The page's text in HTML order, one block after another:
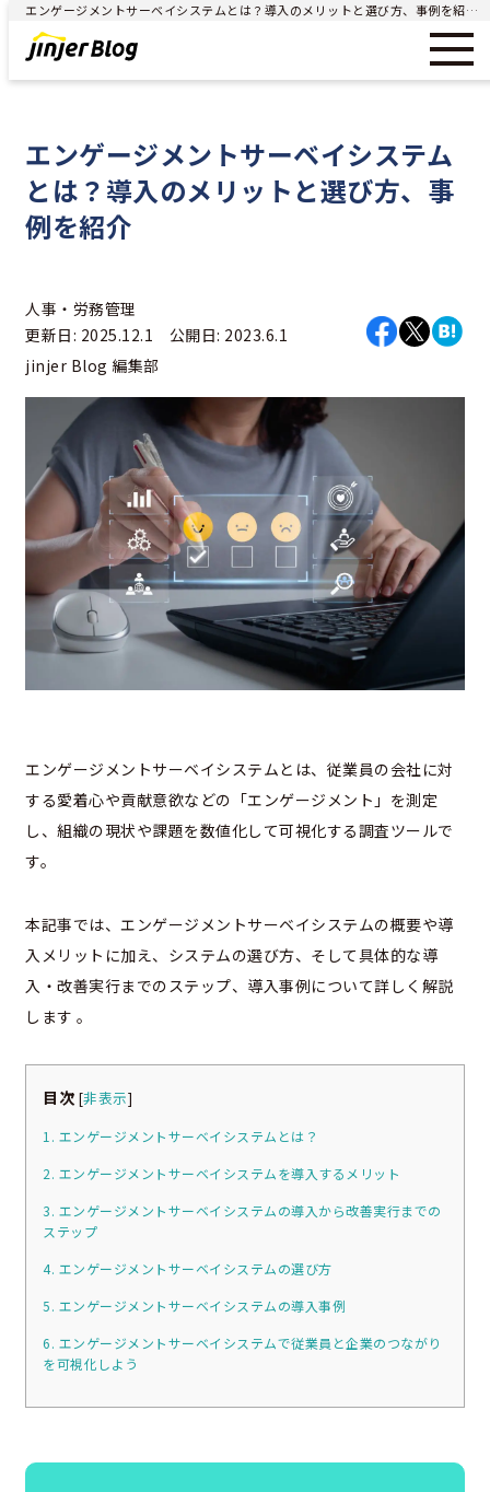
エンゲージメントサーベイシステムとは？導入のメリットと選び方、事例を紹介 - ジンジャー（jinjer）｜統合型人事システム
エンゲージメントサーベイシステム
とは？導入のメリットと選び方、事
例を紹介
人事・労務管理
更新日: 2025.12.1 公開日: 2023.6.1
jinjer Blog 編集部
エンゲージメントサーベイシステムとは、従業員の会社に対
する愛着心や貢献意欲などの「エンゲージメント」を測定
し、組織の現状や課題を数値化して可視化する調査ツールで
す。
本記事では、エンゲージメントサーベイシステムの概要や導
入メリットに加え、システムの選び方、そして具体的な導
入・改善実行までのステップ、導入事例について詳しく解説
します 。
目次 [非表示]
1. エンゲージメントサーベイシステムとは？
2. エンゲージメントサーベイシステムを導入するメリット
3. エンゲージメントサーベイシステムの導入から改善実行までの
ステップ
4. エンゲージメントサーベイシステムの選び方
5. エンゲージメントサーベイシステムの導入事例
6. エンゲージメントサーベイシステムで従業員と企業のつながり
を可視化しよう